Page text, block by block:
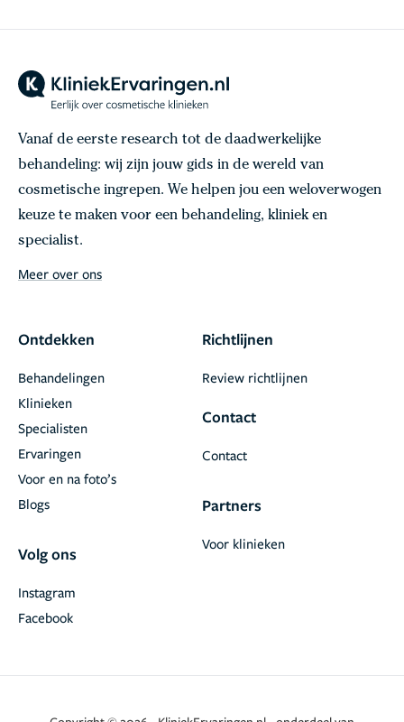
Vanaf de eerste research tot de daadwerkelijke
behandeling: wij zijn jouw gids in de wereld van
cosmetische ingrepen. We helpen jou een weloverwogen
keuze te maken voor een behandeling, kliniek en
specialist.
Meer over ons
Ontdekken
Behandelingen
Klinieken
Specialisten
Ervaringen
Voor en na foto’s
Blogs
Volg ons
Facebook
Instagram
Richtlijnen
Review richtlijnen
Contact
Contact
Partners
Voor klinieken